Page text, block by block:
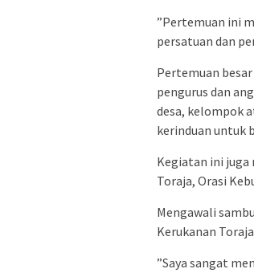
”Pertemuan ini
persatuan dan
Pertemuan
pengurus dan
desa, kelompok
kerinduan untuk
Kegiatan ini juga
Toraja, Orasi
Mengawali
Kerukanan
”Saya sangat